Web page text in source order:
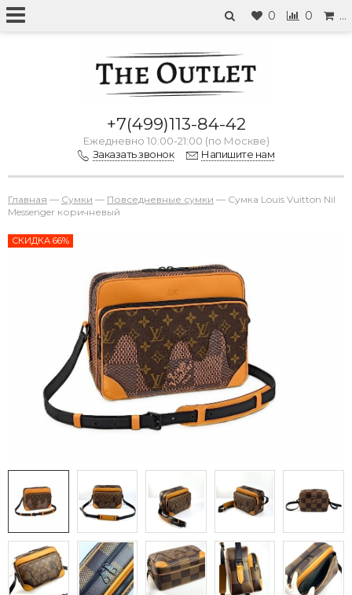
0 0 …
+7(499)113-84-42
Ежедневно 10:00-21:00 (по Москве)
Заказать звонок
Напишите нам
Главная — Сумки — Повседневные сумки — Сумка Louis Vuitton Nil
Messenger коричневый
СКИДКА 66%